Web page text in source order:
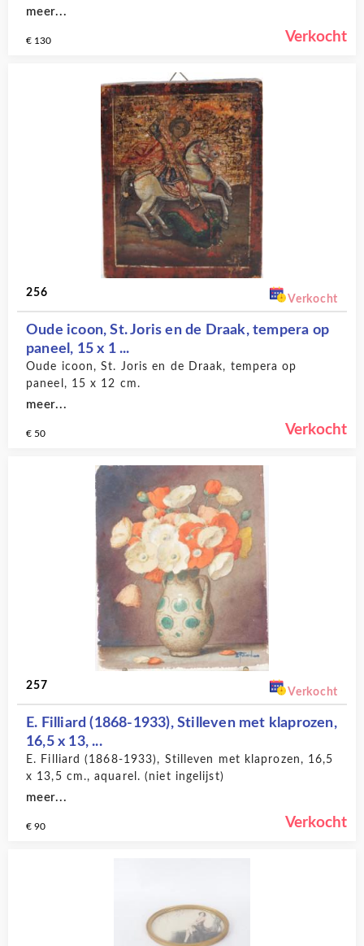
meer...
€ 130 Verkocht
256
Verkocht
Oude icoon, St. Joris en de Draak, tempera op
paneel, 15 x 1 ...
Oude icoon, St. Joris en de Draak, tempera op
paneel, 15 x 12 cm.
meer...
€ 50 Verkocht
257
Verkocht
E. Filliard (1868-1933), Stilleven met klaprozen,
16,5 x 13, ...
E. Filliard (1868-1933), Stilleven met klaprozen, 16,5
x 13,5 cm., aquarel. (niet ingelijst)
meer...
€ 90 Verkocht